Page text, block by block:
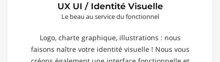
UX UI / Identité Visuelle
Le beau au service du fonctionnel
Logo, charte graphique, illustrations : nous
faisons naître votre identité visuelle ! Nous vous